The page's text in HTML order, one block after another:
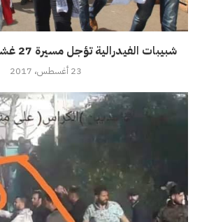
شبيبات الفيدرالية تؤجل مسيرة 27 غشت الداعمة للحراك
23 أغسطس، 2017